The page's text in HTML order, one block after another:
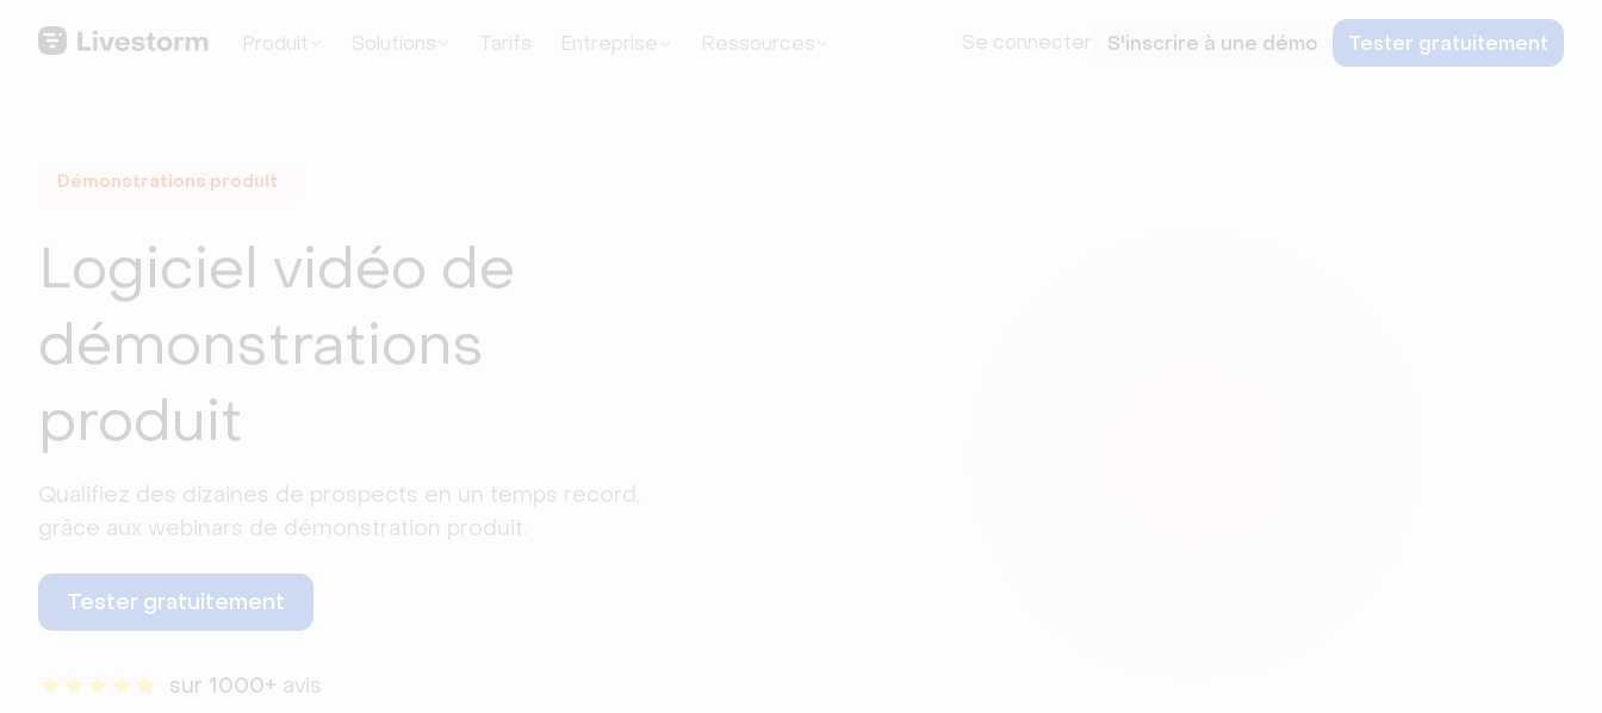
Produit Solutions Tarifs Entreprise Ressources Se connecter S'inscrire à une démo Tester gratuitement
Démonstrations produit
Logiciel vidéo de
démonstrations
produit
Qualifiez des dizaines de prospects en un temps record,
grâce aux webinars de démonstration produit.
Tester gratuitement
sur 1000+ avis